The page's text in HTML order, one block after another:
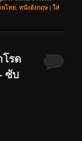
ยไทย,หนังอังกฤษ |ใส่
รด
ซับ